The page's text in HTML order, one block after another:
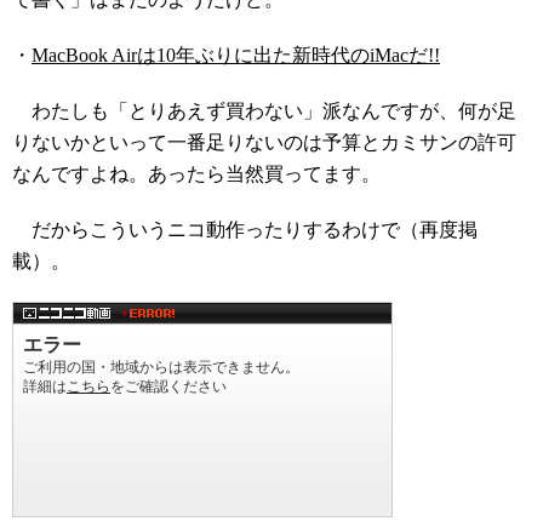
・ MacBook Airは10年ぶりに出た新時代のiMacだ!!
わたしも「とりあえず買わない」派なんですが、何が足
りないかといって一番足りないのは予算とカミサンの許可
なんですよね。あったら当然買ってます。
だからこういうニコ動作ったりするわけで（再度掲
載）。